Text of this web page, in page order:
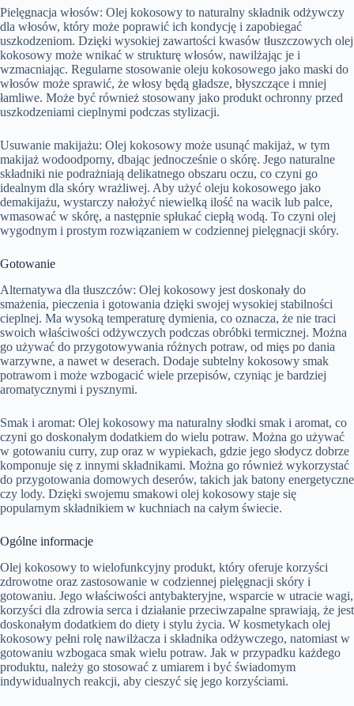
Pielęgnacja włosów: Olej kokosowy to naturalny składnik odżywczy
dla włosów, który może poprawić ich kondycję i zapobiegać
uszkodzeniom. Dzięki wysokiej zawartości kwasów tłuszczowych olej
kokosowy może wnikać w strukturę włosów, nawilżając je i
wzmacniając. Regularne stosowanie oleju kokosowego jako maski do
włosów może sprawić, że włosy będą gładsze, błyszczące i mniej
łamliwe. Może być również stosowany jako produkt ochronny przed
uszkodzeniami cieplnymi podczas stylizacji.
Usuwanie makijażu: Olej kokosowy może usunąć makijaż, w tym
makijaż wodoodporny, dbając jednocześnie o skórę. Jego naturalne
składniki nie podrażniają delikatnego obszaru oczu, co czyni go
idealnym dla skóry wrażliwej. Aby użyć oleju kokosowego jako
demakijażu, wystarczy nałożyć niewielką ilość na wacik lub palce,
wmasować w skórę, a następnie spłukać ciepłą wodą. To czyni olej
wygodnym i prostym rozwiązaniem w codziennej pielęgnacji skóry.
Gotowanie
Alternatywa dla tłuszczów: Olej kokosowy jest doskonały do
smażenia, pieczenia i gotowania dzięki swojej wysokiej stabilności
cieplnej. Ma wysoką temperaturę dymienia, co oznacza, że nie traci
swoich właściwości odżywczych podczas obróbki termicznej. Można
go używać do przygotowywania różnych potraw, od mięs po dania
warzywne, a nawet w deserach. Dodaje subtelny kokosowy smak
potrawom i może wzbogacić wiele przepisów, czyniąc je bardziej
aromatycznymi i pysznymi.
Smak i aromat: Olej kokosowy ma naturalny słodki smak i aromat, co
czyni go doskonałym dodatkiem do wielu potraw. Można go używać
w gotowaniu curry, zup oraz w wypiekach, gdzie jego słodycz dobrze
komponuje się z innymi składnikami. Można go również wykorzystać
do przygotowania domowych deserów, takich jak batony energetyczne
czy lody. Dzięki swojemu smakowi olej kokosowy staje się
popularnym składnikiem w kuchniach na całym świecie.
Ogólne informacje
Olej kokosowy to wielofunkcyjny produkt, który oferuje korzyści
zdrowotne oraz zastosowanie w codziennej pielęgnacji skóry i
gotowaniu. Jego właściwości antybakteryjne, wsparcie w utracie wagi,
korzyści dla zdrowia serca i działanie przeciwzapalne sprawiają, że jest
doskonałym dodatkiem do diety i stylu życia. W kosmetykach olej
kokosowy pełni rolę nawilżacza i składnika odżywczego, natomiast w
gotowaniu wzbogaca smak wielu potraw. Jak w przypadku każdego
produktu, należy go stosować z umiarem i być świadomym
indywidualnych reakcji, aby cieszyć się jego korzyściami.